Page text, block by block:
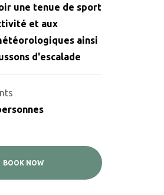
une tenue de sport
et aux
ainsi
d'escalade
BOOK NOW